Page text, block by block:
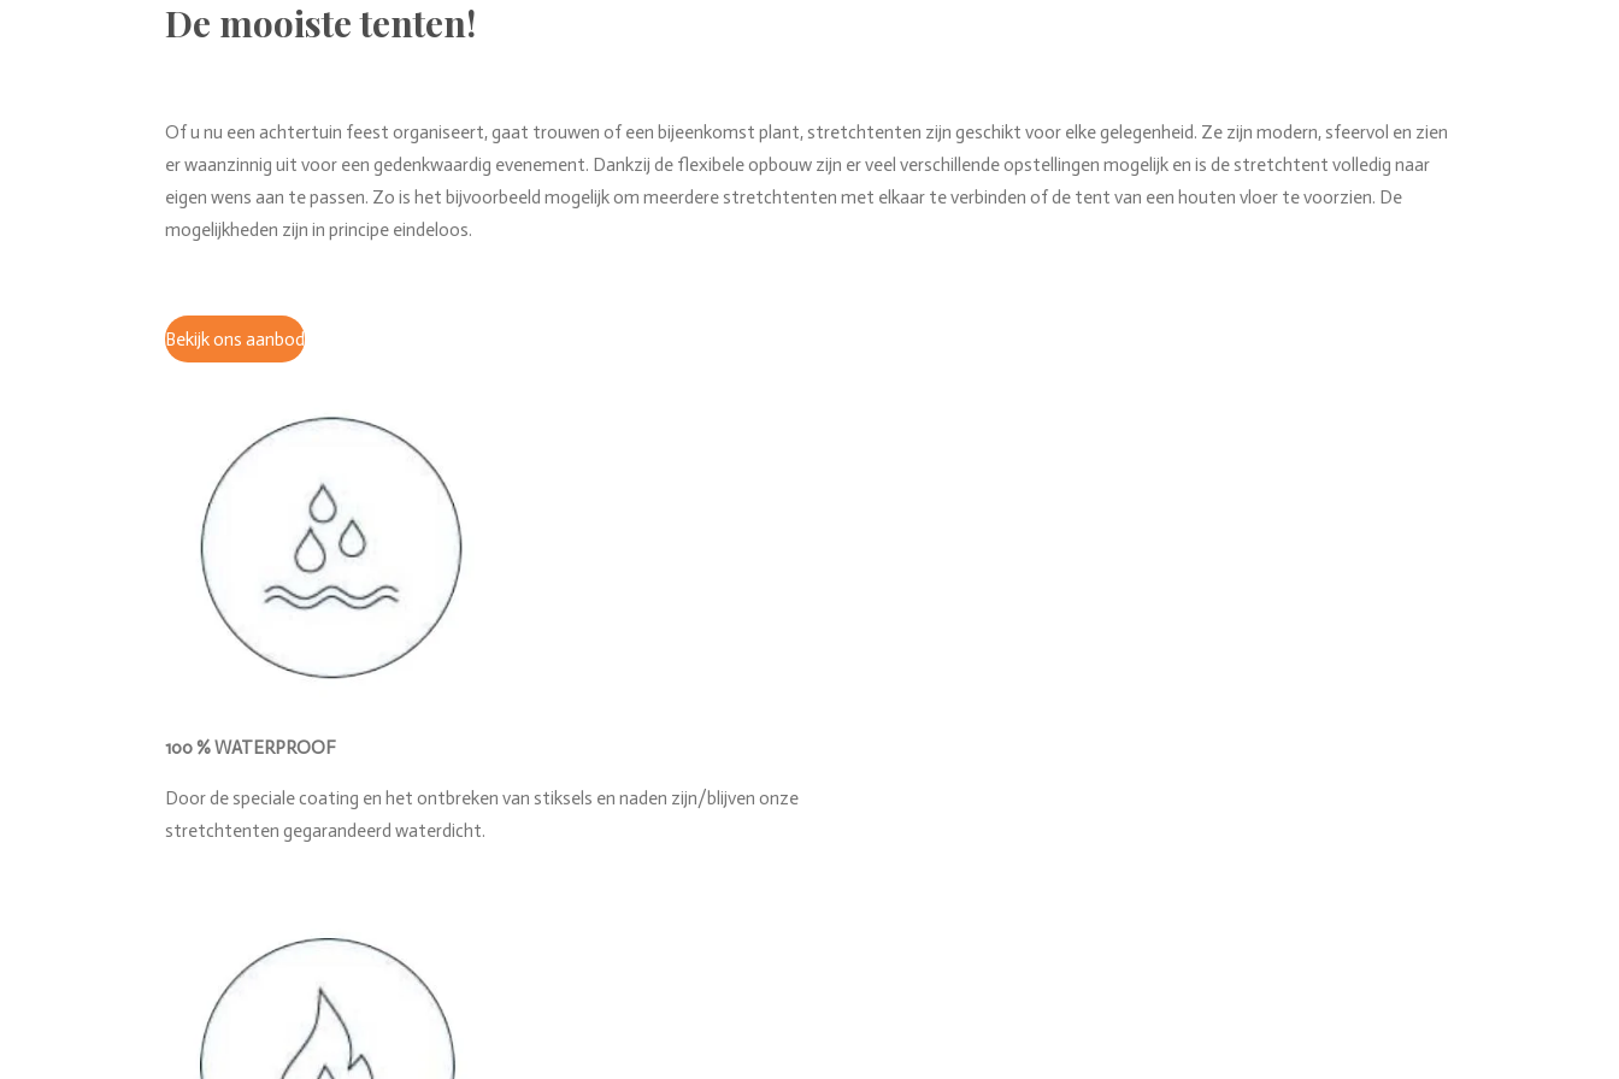
De mooiste tenten!
Of u nu een achtertuin feest organiseert, gaat trouwen of een bijeenkomst plant, stretchtenten zijn geschikt voor elke gelegenheid. Ze zijn modern, sfeervol en zien
er waanzinnig uit voor een gedenkwaardig evenement. Dankzij de flexibele opbouw zijn er veel verschillende opstellingen mogelijk en is de stretchtent volledig naar
eigen wens aan te passen. Zo is het bijvoorbeeld mogelijk om meerdere stretchtenten met elkaar te verbinden of de tent van een houten vloer te voorzien. De
mogelijkheden zijn in principe eindeloos.
Bekijk ons aanbod
100 % WATERPROOF
Door de speciale coating en het ontbreken van stiksels en naden zijn/blijven onze
stretchtenten gegarandeerd waterdicht.